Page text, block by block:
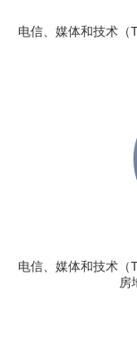
电信、媒体和技术（
电信、媒体和技术（
房